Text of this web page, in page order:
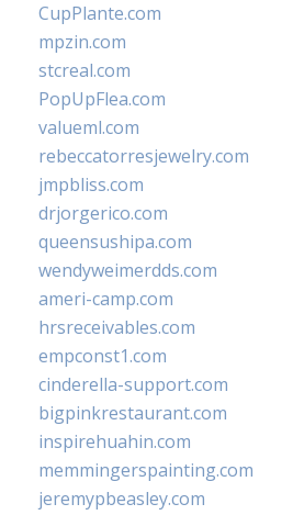
CupPlante.com
mpzin.com
stcreal.com
PopUpFlea.com
valueml.com
rebeccatorresjewelry.com
jmpbliss.com
drjorgerico.com
queensushipa.com
wendyweimerdds.com
ameri-camp.com
hrsreceivables.com
empconst1.com
cinderella-support.com
bigpinkrestaurant.com
inspirehuahin.com
memmingerspainting.com
jeremypbeasley.com